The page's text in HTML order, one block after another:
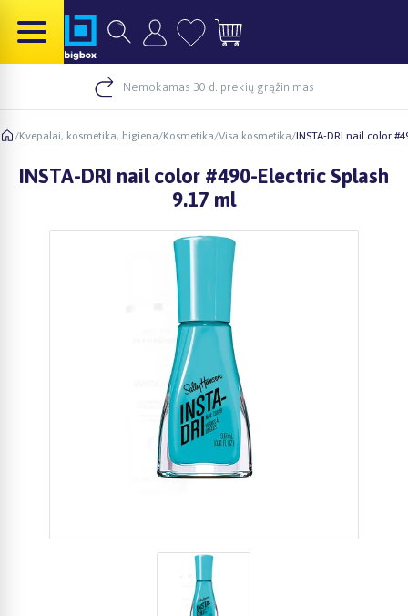
Nemokamas 30 d. prekių grąžinimas
/Kvepalai, kosmetika, higiena/Kosmetika/Visa kosmetika/INSTA-DRI nail color
INSTA-DRI nail color #490-Electric Splash
9.17 ml